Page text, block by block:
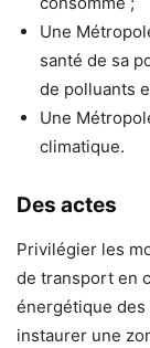
Une
santé de sa
de polluants
Une
climatique.
Des actes
Privilégier les
de transport en
énergétique des
instaurer une